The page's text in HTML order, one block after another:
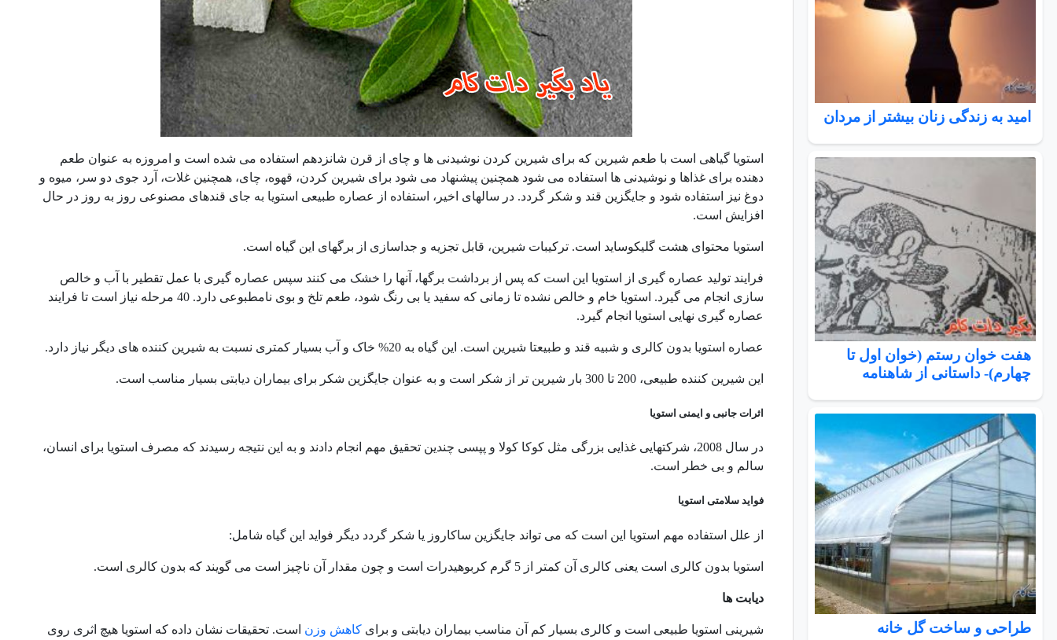
امید به زندگی زنان بیشتر از مردان
هفت خوان رستم (خوان اول تا
چهارم)- داستانی از شاهنامه
طراحی و ساخت گل خانه
استویا گیاهی است با طعم شیرین که برای شیرین کردن نوشیدنی ها و چای از قرن شانزدهم استفاده می شده است و امروزه به عنوان طعم
دهنده برای غذاها و نوشیدنی ها استفاده می شود همچنین پیشنهاد می شود برای شیرین کردن، قهوه، چای، همچنین غلات، آرد جوی دو سر، میوه و
دوغ نیز استفاده شود و جایگزین قند و شکر گردد. در سالهای اخیر، استفاده از عصاره طبیعی استویا به جای قندهای مصنوعی روز به روز در حال
افزایش است.
استویا محتوای هشت گلیکوساید است. ترکیبات شیرین، قابل تجزیه و جداسازی از برگهای این گیاه است.
فرایند تولید عصاره گیری از استویا این است که پس از برداشت برگها، آنها را خشک می کنند سپس عصاره گیری با عمل تقطیر با آب و خالص
سازی انجام می گیرد. استویا خام و خالص نشده تا زمانی که سفید یا بی رنگ شود، طعم تلخ و بوی نامطبوعی دارد. 40 مرحله نیاز است تا فرایند
عصاره گیری نهایی استویا انجام گیرد.
عصاره استویا بدون کالری و شبیه قند و طبیعتا شیرین است. این گیاه به 20% خاک و آب بسیار کمتری نسبت به شیرین کننده های دیگر نیاز دارد.
این شیرین کننده طبیعی، 200 تا 300 بار شیرین تر از شکر است و به عنوان جایگزین شکر برای بیماران دیابتی بسیار مناسب است.
اثرات جانبی و ایمنی استویا
در سال 2008، شرکتهایی غذایی بزرگی مثل کوکا کولا و پپسی چندین تحقیق مهم انجام دادند و به این نتیجه رسیدند که مصرف استویا برای انسان،
سالم و بی خطر است.
فواید سلامتی استویا
از علل استفاده مهم استویا این است که می تواند جایگزین ساکاروز یا شکر گردد دیگر فواید این گیاه شامل:
استویا بدون کالری است یعنی کالری آن کمتر از 5 گرم کربوهیدرات است و چون مقدار آن ناچیز است می گویند که بدون کالری است.
دیابت ها
شیرینی استویا طبیعی است و کالری بسیار کم آن مناسب بیماران دیابتی و برای کاهش وزن است. تحقیقات نشان داده که استویا هیچ اثری روی